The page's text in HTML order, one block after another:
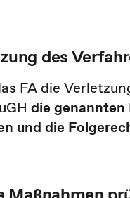
des
FA die
die genannten
und die